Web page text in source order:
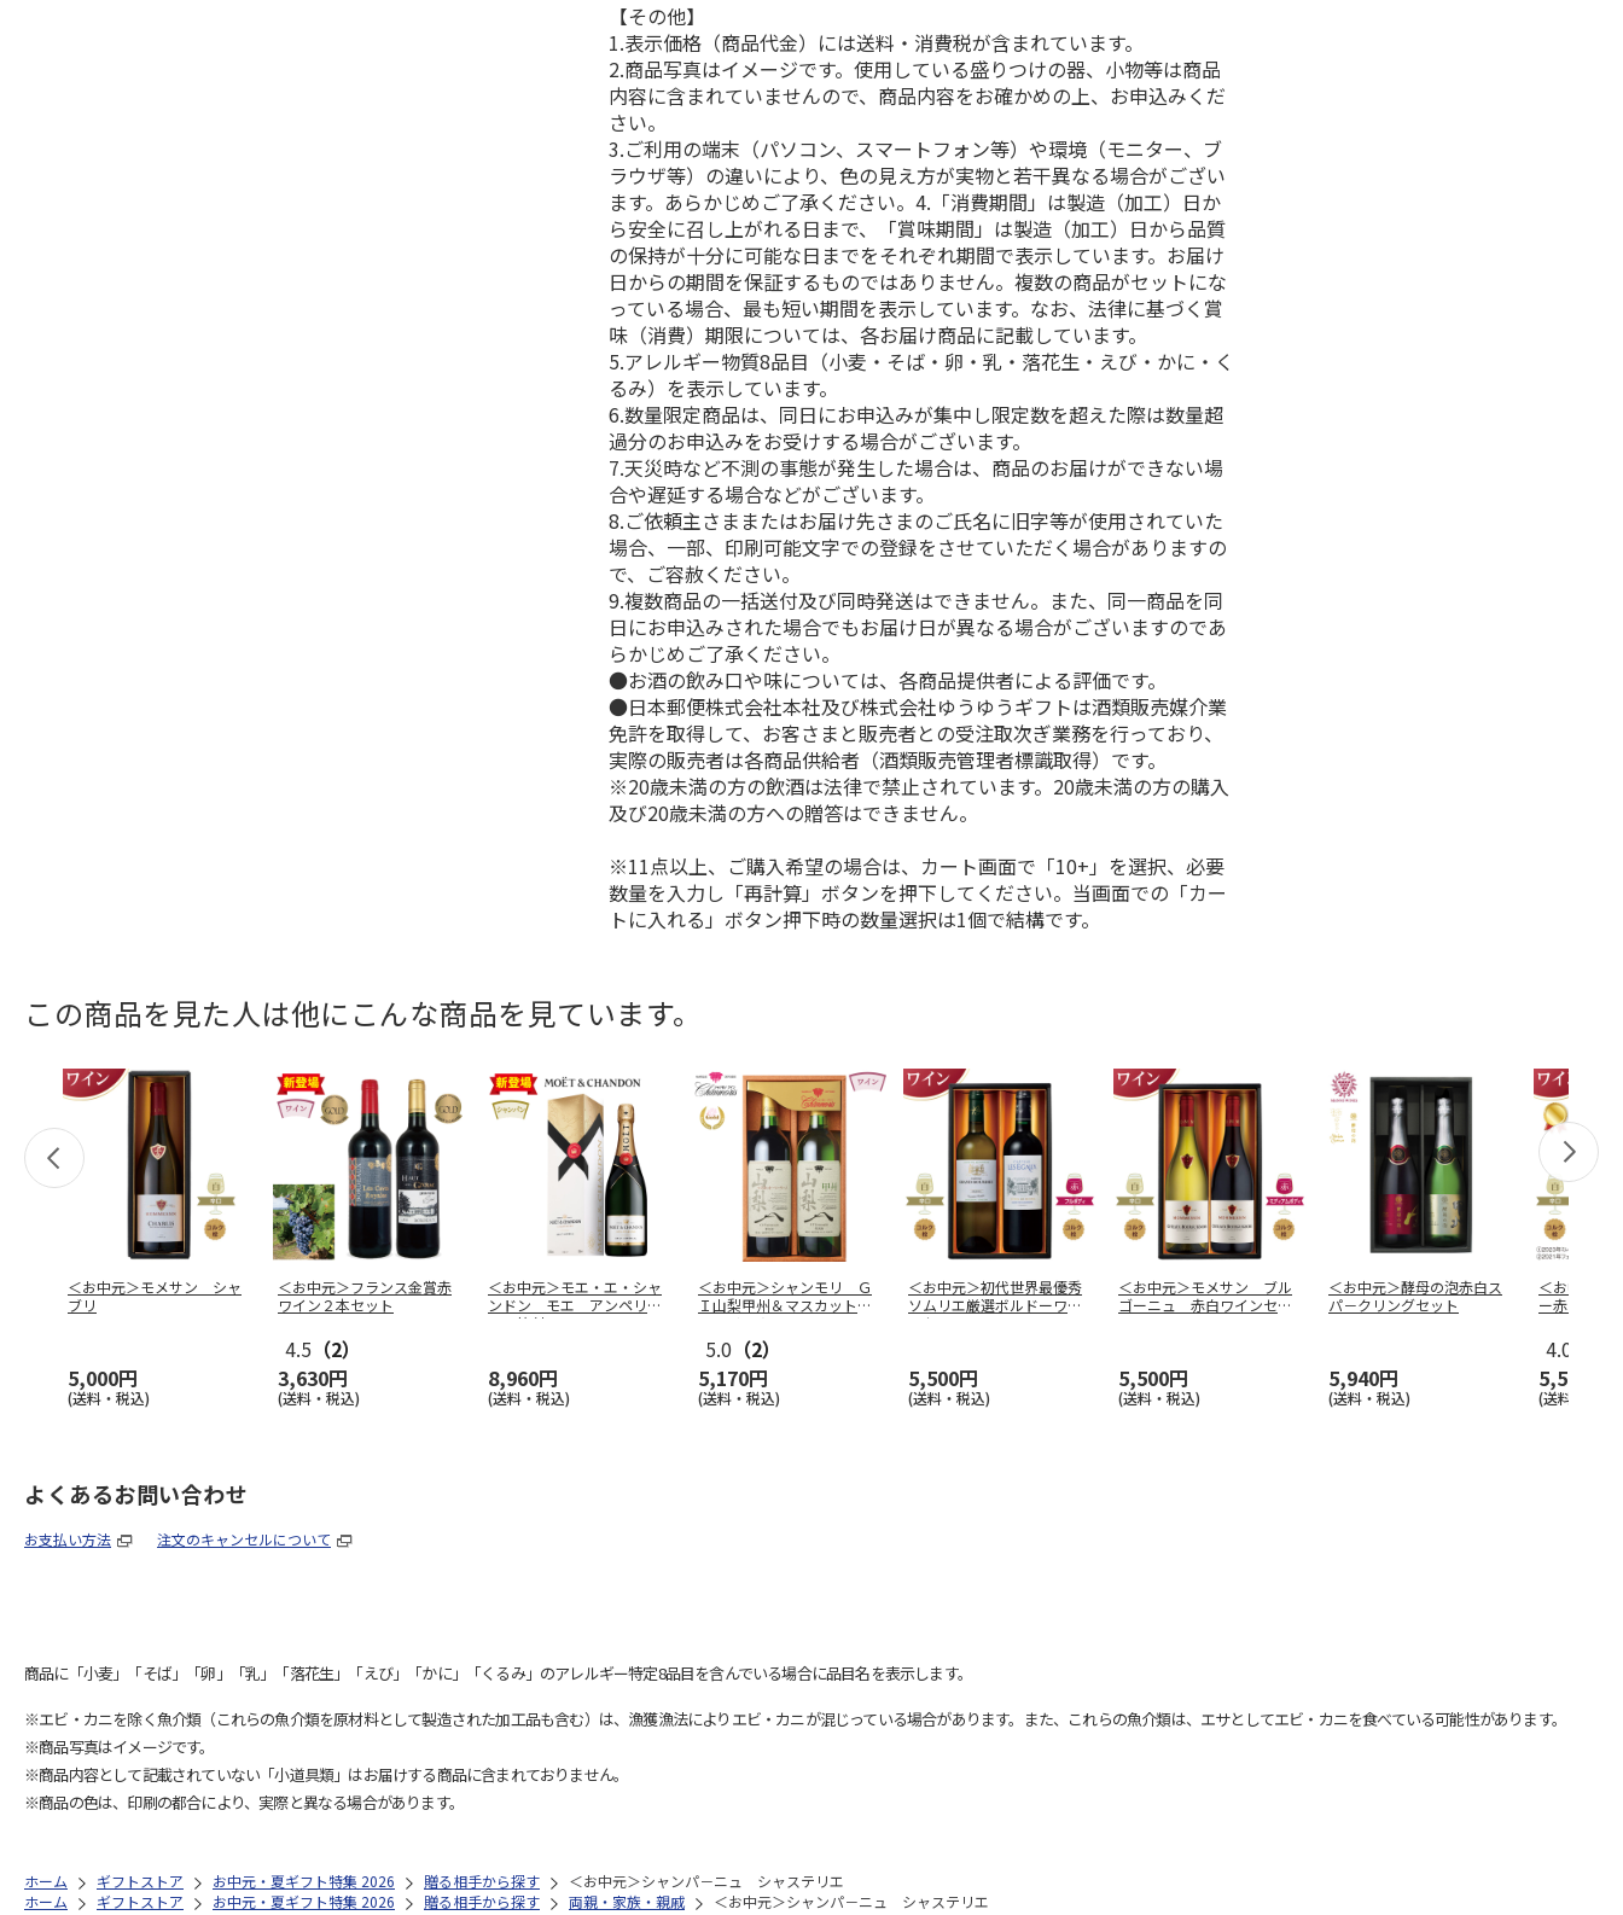
【その他】
1.表示価格（商品代金）には送料・消費税が含まれています。
2.商品写真はイメージです。使用している盛りつけの器、小物等は商品
内容に含まれていませんので、商品内容をお確かめの上、お申込みくだ
さい。
3.ご利用の端末（パソコン、スマートフォン等）や環境（モニター、ブ
ラウザ等）の違いにより、色の見え方が実物と若干異なる場合がござい
ます。あらかじめご了承ください。4.「消費期間」は製造（加工）日か
ら安全に召し上がれる日まで、「賞味期間」は製造（加工）日から品質
の保持が十分に可能な日までをそれぞれ期間で表示しています。お届け
日からの期間を保証するものではありません。複数の商品がセットにな
っている場合、最も短い期間を表示しています。なお、法律に基づく賞
味（消費）期限については、各お届け商品に記載しています。
5.アレルギー物質8品目（小麦・そば・卵・乳・落花生・えび・かに・く
るみ）を表示しています。
6.数量限定商品は、同日にお申込みが集中し限定数を超えた際は数量超
過分のお申込みをお受けする場合がございます。
7.天災時など不測の事態が発生した場合は、商品のお届けができない場
合や遅延する場合などがございます。
8.ご依頼主さままたはお届け先さまのご氏名に旧字等が使用されていた
場合、一部、印刷可能文字での登録をさせていただく場合がありますの
で、ご容赦ください。
9.複数商品の一括送付及び同時発送はできません。また、同一商品を同
日にお申込みされた場合でもお届け日が異なる場合がございますのであ
らかじめご了承ください。
●お酒の飲み口や味については、各商品提供者による評価です。
●日本郵便株式会社本社及び株式会社ゆうゆうギフトは酒類販売媒介業
免許を取得して、お客さまと販売者との受注取次ぎ業務を行っており、
実際の販売者は各商品供給者（酒類販売管理者標識取得）です。
※20歳未満の方の飲酒は法律で禁止されています。20歳未満の方の購入
及び20歳未満の方への贈答はできません。
※11点以上、ご購入希望の場合は、カート画面で「10+」を選択、必要
数量を入力し「再計算」ボタンを押下してください。当画面での「カー
トに入れる」ボタン押下時の数量選択は1個で結構です。
この商品を見た人は他にこんな商品を見ています。
＜お中元＞モメサン シャ
ブリ
5,000円
(送料・税込)
＜お中元＞フランス金賞赤
ワイン２本セット
4.5 （2）
3,630円
(送料・税込)
＜お中元＞モエ・エ・シャ
ンドン モエ アンペリア
ル 箱付
8,960円
(送料・税込)
＜お中元＞シャンモリ Ｇ
Ｉ山梨甲州＆マスカット・
5.0 （2）
5,170円
(送料・税込)
＜お中元＞初代世界最優秀
ソムリエ厳選ボルドーワイ
ンセット
5,500円
(送料・税込)
＜お中元＞モメサン ブル
ゴーニュ 赤白ワインセッ
5,500円
(送料・税込)
＜お中元＞酵母の泡赤白ス
パ－クリングセット
5,940円
(送料・税込)
＜お中元＞
ー赤白ワイ
4.0
5,500円
(送料・税込)
よくあるお問い合わせ
お支払い方法 注文のキャンセルについて
商品に「小麦」「そば」「卵」「乳」「落花生」「えび」「かに」「くるみ」のアレルギー特定8品目を含んでいる場合に品目名を表示します。
※エビ・カニを除く魚介類（これらの魚介類を原材料として製造された加工品も含む）は、漁獲漁法によりエビ・カニが混じっている場合があります。また、これらの魚介類は、エサとしてエビ・カニを食べている可能性があります。
※商品写真はイメージです。
※商品内容として記載されていない「小道具類」はお届けする商品に含まれておりません。
※商品の色は、印刷の都合により、実際と異なる場合があります。
ホーム ギフトストア お中元・夏ギフト特集 2026 贈る相手から探す
＜お中元＞シャンパ－ニュ シャステリエ
ホーム
ギフトストア お中元・夏ギフト特集 2026 贈る相手から探す 両親・家族・親戚
＜お中元＞シャンパ－ニュ シャステリエ